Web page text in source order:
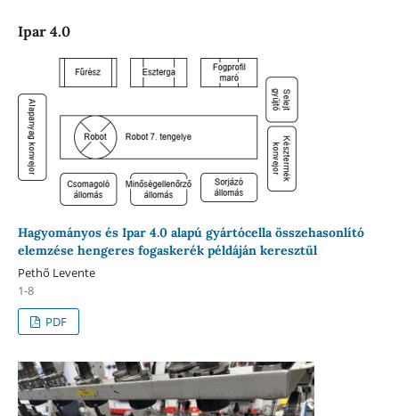
Ipar 4.0
Hagyományos és Ipar 4.0 alapú gyártócella összehasonlító
elemzése hengeres fogaskerék példáján keresztül
Pethő Levente
1-8
PDF